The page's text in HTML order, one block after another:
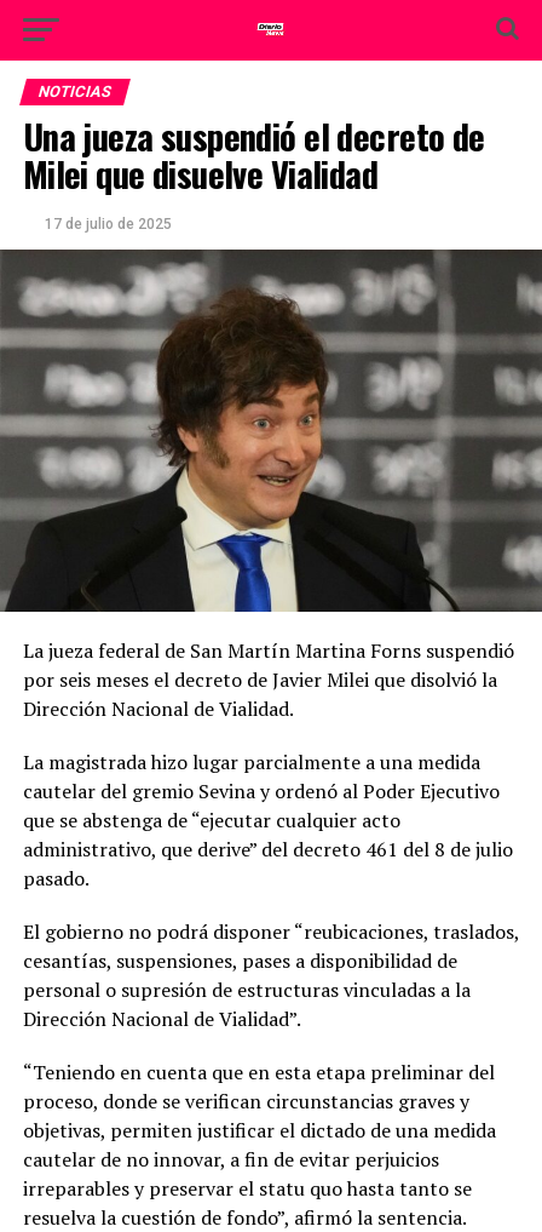
NOTICIAS
Una jueza suspendió el decreto de
Milei que disuelve Vialidad
17 de julio de 2025
La jueza federal de San Martín Martina Forns suspendió
por seis meses el decreto de Javier Milei que disolvió la
Dirección Nacional de Vialidad.
La magistrada hizo lugar parcialmente a una medida
cautelar del gremio Sevinay ordenó al Poder Ejecutivo
que se abstenga de “ejecutar cualquier acto
administrativo, que derive” del decreto 461 del 8 de julio
pasado.
El gobierno no podrá disponer “reubicaciones, traslados,
cesantías, suspensiones, pases a disponibilidad de
personal o supresión de estructuras vinculadas a la
Dirección Nacional de Vialidad”.
“Teniendo en cuenta que en esta etapa preliminar del
proceso, donde se verifican circunstancias graves y
objetivas, permiten justificar el dictado de una medida
cautelar de no innovar, a fin de evitar perjuicios
irreparables y preservar el statu quo hasta tanto se
resuelva la cuestión de fondo”, afirmó la sentencia.